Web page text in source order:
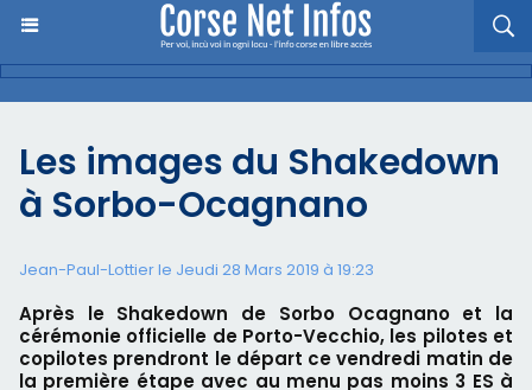
Les images du Shakedown
à Sorbo-Ocagnano
Jean-Paul-Lottier le Jeudi 28 Mars 2019 à 19:23
Après le Shakedown de Sorbo Ocagnano et la
cérémonie officielle de Porto-Vecchio, les pilotes et
copilotes prendront le départ ce vendredi matin de
la première étape avec au menu pas moins 3 ES à